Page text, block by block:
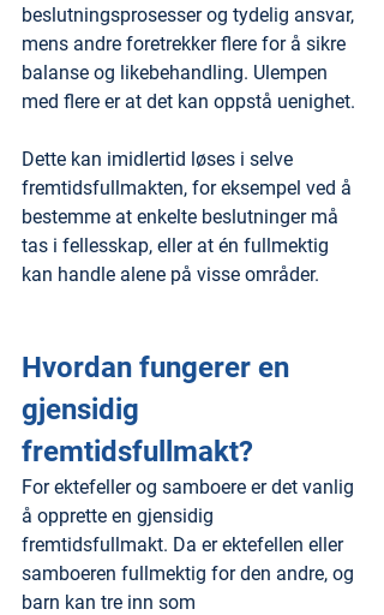
beslutningsprosesser og tydelig ansvar,
mens andre foretrekker flere for å sikre
balanse og likebehandling. Ulempen
med flere er at det kan oppstå uenighet.
Dette kan imidlertid løses i selve
fremtidsfullmakten, for eksempel ved å
bestemme at enkelte beslutninger må
tas i fellesskap, eller at én fullmektig
kan handle alene på visse områder.
Hvordan fungerer en
gjensidig
fremtidsfullmakt?
For ektefeller og samboere er det vanlig
å opprette en gjensidig
fremtidsfullmakt. Da er ektefellen eller
samboeren fullmektig for den andre, og
barn kan tre inn som